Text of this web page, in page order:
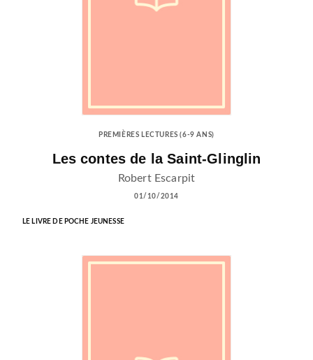
PREMIÈRES LECTURES (6-9 ANS)
Les contes de la Saint-Glinglin
Robert Escarpit
01/10/2014
LE LIVRE DE POCHE JEUNESSE